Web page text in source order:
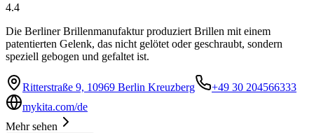
4.4
Die Berliner Brillenmanufaktur produziert Brillen mit einem
patentierten Gelenk, das nicht gelötet oder geschraubt, sondern
speziell gebogen und gefaltet ist.
Ritterstraße 9, 10969 Berlin Kreuzberg
+49 30 204566333
mykita.com/de
Mehr sehen